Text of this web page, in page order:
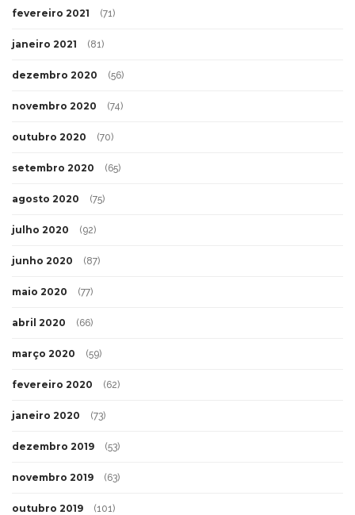
fevereiro 2021 (71)
janeiro 2021 (81)
dezembro 2020 (56)
novembro 2020 (74)
outubro 2020 (70)
setembro 2020 (65)
agosto 2020 (75)
julho 2020 (92)
junho 2020 (87)
maio 2020 (77)
abril 2020 (66)
março 2020 (59)
fevereiro 2020 (62)
janeiro 2020 (73)
dezembro 2019 (53)
novembro 2019 (63)
outubro 2019 (101)